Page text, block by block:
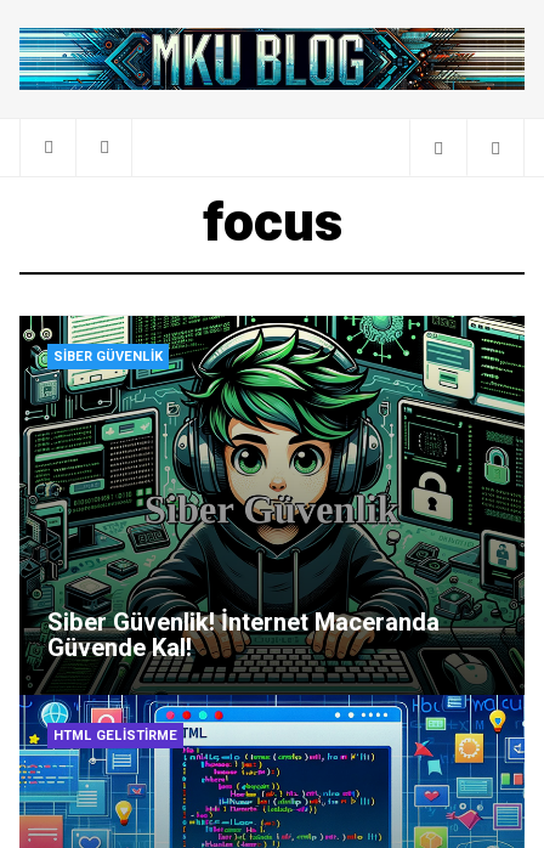
focus
SIBER GÜVENLIK
Siber Güvenlik! İnternet Maceranda
Güvende Kal!
HTML GELISTIRME